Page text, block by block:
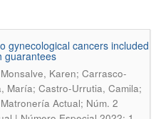
gynecological cancers included
guarantees
Karen; Carrasco-
María; Castro-Urrutia, Camila;
Matronería Actual; Núm. 2